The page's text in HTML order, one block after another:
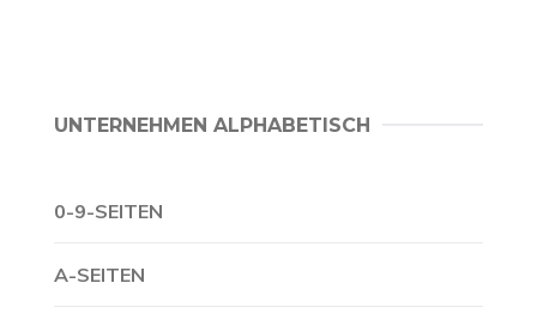
UNTERNEHMEN ALPHABETISCH
0-9-SEITEN
A-SEITEN